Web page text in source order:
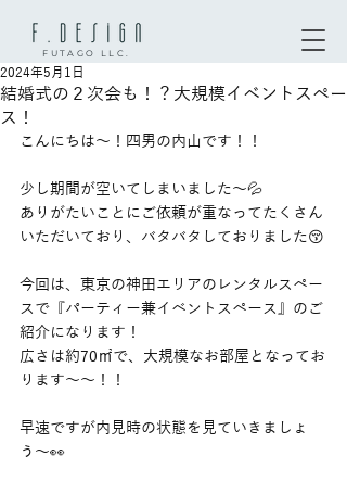
FUTAGO LLC.
結婚式の２次会も！？大規模イベントスペー
ス！
2024年5月1日
こんにちは〜！四男の内山です！！
少し期間が空いてしまいました〜💦
ありがたいことにご依頼が重なってたくさん
いただいており、バタバタしておりました😚
今回は、東京の神田エリアのレンタルスペー
スで『パーティー兼イベントスペース』のご
紹介になります！
広さは約70㎡で、大規模なお部屋となってお
ります〜〜！！
早速ですが内見時の状態を見ていきましょ
う〜👀